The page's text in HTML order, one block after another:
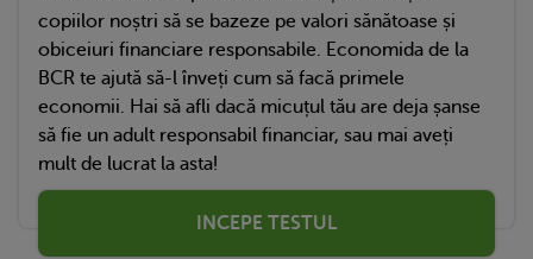
copiilor noștri să se bazeze pe valori sănătoase și
obiceiuri financiare responsabile. Economida de la
BCR te ajută să-l înveți cum să facă primele
economii. Hai să afli dacă micuțul tău are deja șanse
să fie un adult responsabil financiar, sau mai aveți
mult de lucrat la asta!
INCEPE TESTUL